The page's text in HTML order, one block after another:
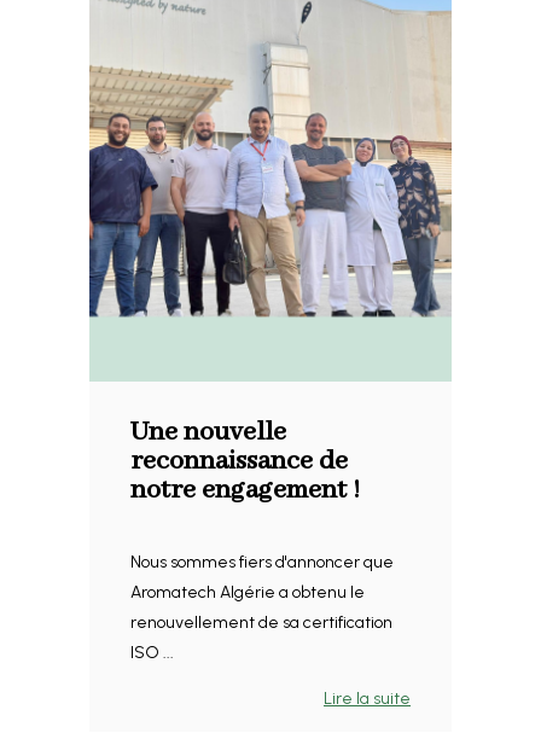
Une nouvelle
reconnaissance de
notre engagement !
Nous sommes fiers d'annoncer que
Aromatech Algérie a obtenu le
renouvellement de sa certification
ISO ...
Lire la suite